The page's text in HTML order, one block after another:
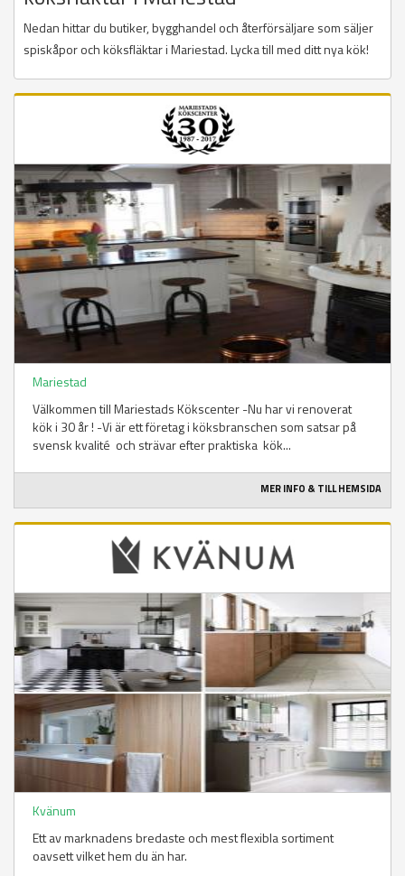
Nedan hittar du butiker, bygghandel och återförsäljare som säljer
spiskåpor och köksfläktar i Mariestad. Lycka till med ditt nya kök!
Mariestad
Välkommen till Mariestads Kökscenter -Nu har vi renoverat
kök i 30 år ! -Vi är ett företag i köksbranschen som satsar på
svensk kvalité och strävar efter praktiska kök...
MER INFO & TILL HEMSIDA
Kvänum
Ett av marknadens bredaste och mest flexibla sortiment
oavsett vilket hem du än har.